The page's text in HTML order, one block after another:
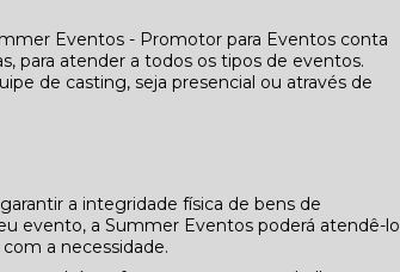
Eventos - Promotor para Eventos conta
para atender a todos os tipos de eventos.
de casting, seja presencial ou através de
a integridade física de bens de
evento, a Summer Eventos poderá atendê-lo
a necessidade.